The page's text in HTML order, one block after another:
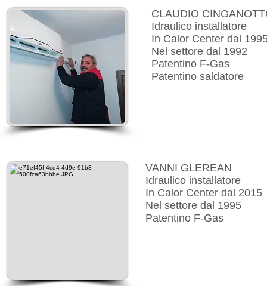
CLAUDIO
Idraulico installatore
In Calor Center dal
Nel settore dal 1992
Patentino F-Gas
Patentino saldatore
VANNI GLEREAN
Idraulico installatore
In Calor Center dal 2015
Nel settore dal 1995
Patentino F-Gas